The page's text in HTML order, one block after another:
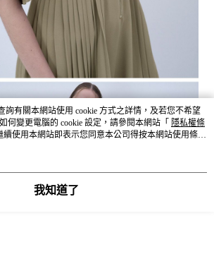
詢有關本網站使用 cookie 方式之詳情，及若您不希望
何變更電腦的 cookie 設定，請參閱本網站「 隱私權條
續使用本網站即表示您同意本公司得按本網站使用條款
我知道了